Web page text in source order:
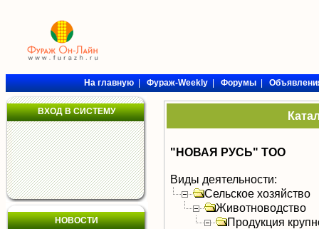
На главную|Фураж-Weekly|Форумы|
ВХОД В СИСТЕМУ
НОВОСТИ
"НОВАЯ РУСЬ" ТОО
Виды деятельности:
Сельское хозяйство
Животноводство
Продукция